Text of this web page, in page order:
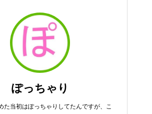
ぽっちゃり
た当初はぽっちゃりしてたんですが、こ